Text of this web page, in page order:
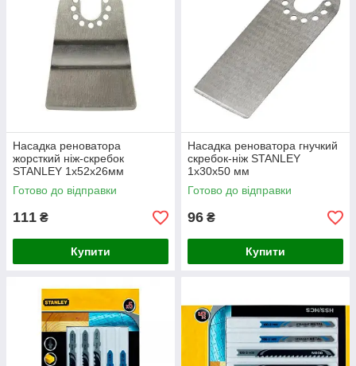
Насадка реноватора
жорсткий ніж-скребок
STANLEY 1x52x26мм
Готово до відправки
111 ₴
Купити
Насадка реноватора гнучкий
скребок-ніж STANLEY
1x30x50 мм
Готово до відправки
96 ₴
Купити